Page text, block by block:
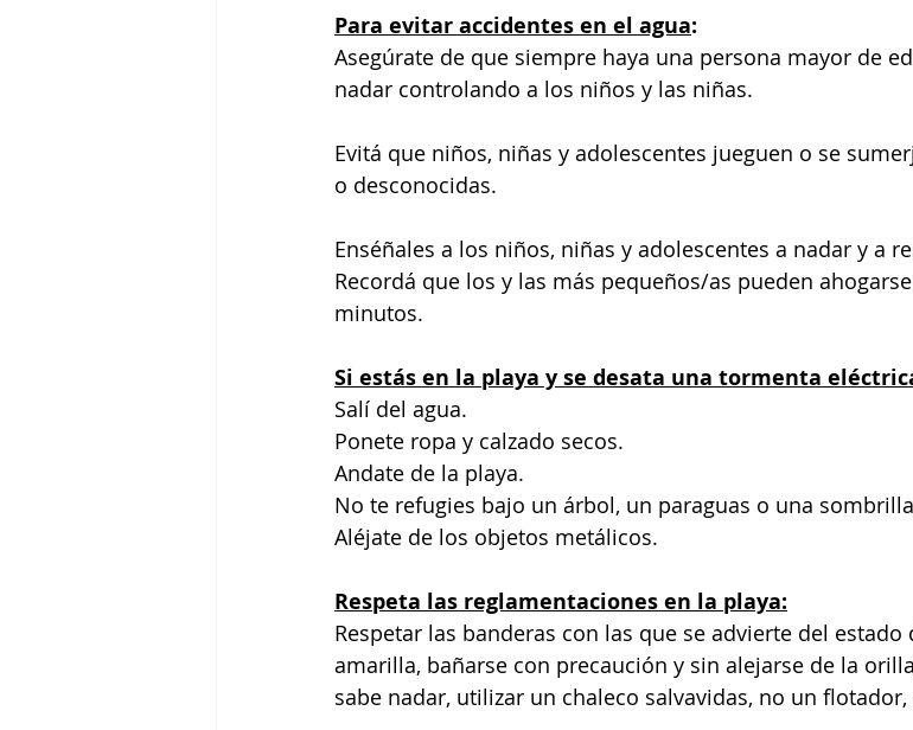
Para evitar accidentes en el agua:
Asegúrate de que siempre haya una persona mayor de
nadar controlando a los niños y las niñas.
Evitá que niños, niñas y adolescentes jueguen o se
o desconocidas.
Enséñales a los niños, niñas y adolescentes a nadar y a
Recordá que los y las más pequeños/as pueden
minutos.
Si estás en la playa y se desata una tormenta
Salí del agua.
Ponete ropa y calzado secos.
Andate de la playa.
No te refugies bajo un árbol, un paraguas o una
Aléjate de los objetos metálicos.
Respeta las reglamentaciones en la playa:
Respetar las banderas con las que se advierte del
amarilla, bañarse con precaución y sin alejarse de la
sabe nadar, utilizar un chaleco salvavidas, no un